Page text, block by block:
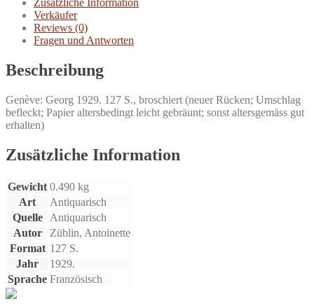
Verkäufer
Reviews (0)
Fragen und Antworten
Beschreibung
Genève: Georg 1929. 127 S., broschiert (neuer Rücken; Umschlag
befleckt; Papier altersbedingt leicht gebräunt; sonst altersgemäss gut
erhalten)
Zusätzliche Information
Gewicht 0.490 kg
Art
Antiquarisch
Quelle
Antiquarisch
Autor
Züblin, Antoinette
Format 127 S.
Jahr
1929.
Sprache Französisch